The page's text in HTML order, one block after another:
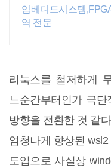
임베디드시스템
역 전문
리눅스를 철저하게
느순간부터인가 극
방향을 전환한 것 같
엄청나게 향상된 wsl2
도입으로 사실상